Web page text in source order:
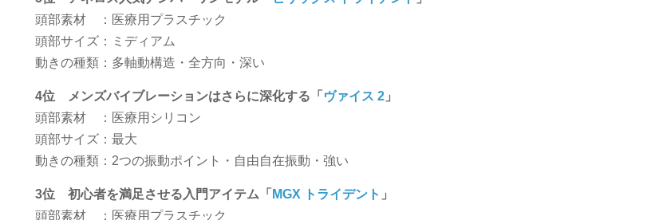
頭部素材 ：医療用プラスチック
頭部サイズ：ミディアム
動きの種類：多軸動構造・全方向・深い
4位 メンズバイブレーションはさらに深化する「 ヴァイス 2 」
頭部素材 ：医療用シリコン
頭部サイズ：最大
動きの種類：2つの振動ポイント・自由自在振動・強い
3位 初心者を満足させる入門アイテム「 MGX トライデント 」
頭部素材 ：医療用プラスチック